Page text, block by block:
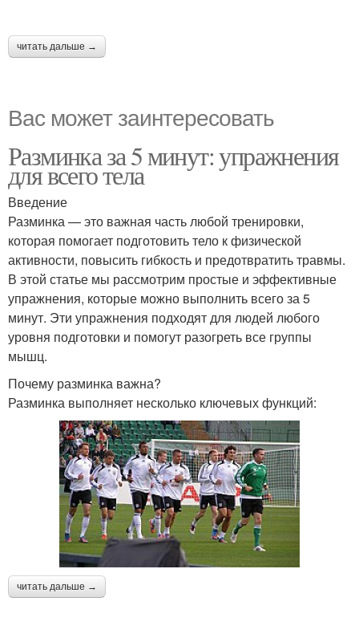
читать дальше →
Вас может заинтересовать
Разминка за 5 минут: упражнения
для всего тела
Введение
Разминка — это важная часть любой тренировки,
которая помогает подготовить тело к физической
активности, повысить гибкость и предотвратить травмы.
В этой статье мы рассмотрим простые и эффективные
упражнения, которые можно выполнить всего за 5
минут. Эти упражнения подходят для людей любого
уровня подготовки и помогут разогреть все группы
мышц.
Почему разминка важна?
Разминка выполняет несколько ключевых функций:
читать дальше →